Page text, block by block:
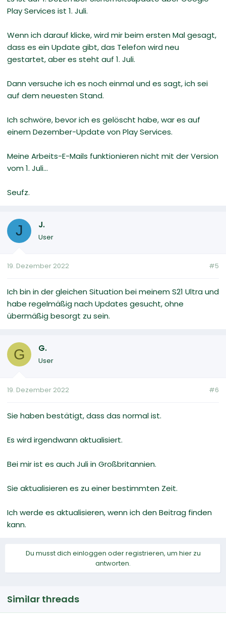
Play Services ist 1. Juli.
Wenn ich darauf klicke, wird mir beim ersten Mal gesagt,
dass es ein Update gibt, das Telefon wird neu
gestartet, aber es steht auf 1. Juli.
Dann versuche ich es noch einmal und es sagt, ich sei
auf dem neuesten Stand.
Ich schwöre, bevor ich es gelöscht habe, war es auf
einem Dezember-Update von Play Services.
Meine Arbeits-E-Mails funktionieren nicht mit der Version
vom 1. Juli...
Seufz.
J J.
User
19. Dezember 2022 #5
Ich bin in der gleichen Situation bei meinem S21 Ultra und
habe regelmäßig nach Updates gesucht, ohne
übermäßig besorgt zu sein.
G G.
User
19. Dezember 2022 #6
Sie haben bestätigt, dass das normal ist.
Es wird irgendwann aktualisiert.
Bei mir ist es auch Juli in Großbritannien.
Sie aktualisieren es zu einer bestimmten Zeit.
Ich werde es aktualisieren, wenn ich den Beitrag finden
kann.
Du musst dich einloggen oder registrieren, um hier zu
antworten.
Similar threads